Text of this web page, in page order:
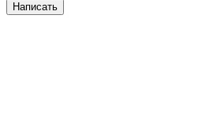
Написать